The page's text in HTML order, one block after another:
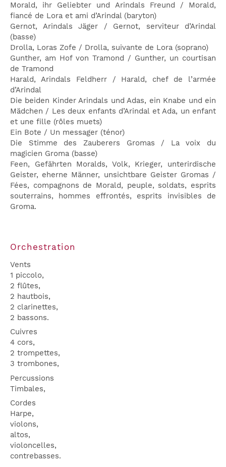
Morald, ihr Geliebter und Arindals Freund / Morald,
fiancé de Lora et ami d’Arindal (baryton)
Gernot, Arindals Jäger / Gernot, serviteur d’Arindal
(basse)
Drolla, Loras Zofe / Drolla, suivante de Lora (soprano)
Gunther, am Hof von Tramond / Gunther, un courtisan
de Tramond
Harald, Arindals Feldherr / Harald, chef de l’armée
d’Arindal
Die beiden Kinder Arindals und Adas, ein Knabe und ein
Mädchen / Les deux enfants d’Arindal et Ada, un enfant
et une fille (rôles muets)
Ein Bote / Un messager (ténor)
Die Stimme des Zauberers Gromas / La voix du
magicien Groma (basse)
Feen, Gefährten Moralds, Volk, Krieger, unterirdische
Geister, eherne Männer, unsichtbare Geister Gromas /
Fées, compagnons de Morald, peuple, soldats, esprits
souterrains, hommes effrontés, esprits invisibles de
Groma.
Orchestration
Vents
1 piccolo,
2 flûtes,
2 hautbois,
2 clarinettes,
2 bassons.
Cuivres
4 cors,
2 trompettes,
3 trombones,
Percussions
Timbales,
Cordes
Harpe,
violons,
altos,
violoncelles,
contrebasses.